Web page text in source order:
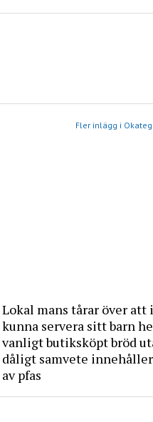
Fler inlägg i
Lokal mans tårar över att
kunna servera sitt barn
vanligt butiksköpt bröd
dåligt samvete
av pfas